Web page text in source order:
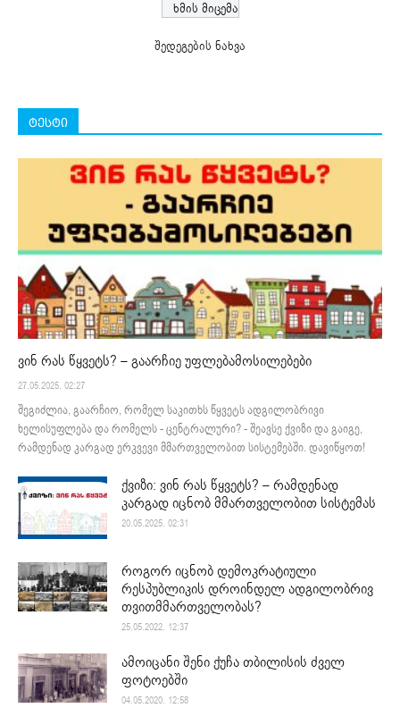
შედეგების ნახვა
ტესტი
ვინ რას წყვეტს? – გაარჩიე უფლებამოსილებები
27.05.2025. 02:27
შეგიძლია, გაარჩიო, რომელ საკითხს წყვეტს ადგილობრივი
ხელისუფლება და რომელს - ცენტრალური? - შეავსე ქვიზი და გაიგე,
რამდენად კარგად ერკვევი მმართველობით სისტემებში. დავიწყოთ!
ქვიზი: ვინ რას წყვეტს? – რამდენად
კარგად იცნობ მმართველობით სისტემას
20.05.2025. 02:31
როგორ იცნობ დემოკრატიული
რესპუბლიკის დროინდელ ადგილობრივ
თვითმმართველობას?
25.05.2022. 12:37
ამოიცანი შენი ქუჩა თბილისის ძველ
ფოტოებში
04.05.2020. 12:58